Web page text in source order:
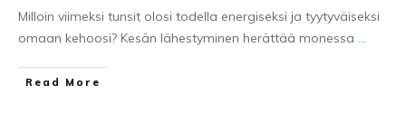
Milloin viimeksi tunsit olosi todella energiseksi ja tyytyväiseksi
omaan kehoosi? Kesän lähestyminen herättää monessa ...
Read More